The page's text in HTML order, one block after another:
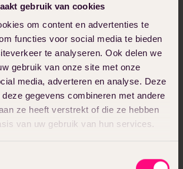
gebruik van cookies
om content en advertenties te
functies voor social media te bieden
te analyseren. Ook delen we
gebruik van onze site met onze
media, adverteren en analyse. Deze
gegevens combineren met andere
ze heeft verstrekt of die ze hebben
van uw gebruik van hun services.
rekening houdt met
verbindingen en beveiligde
weet je zeker dat jullie
verantwoord en legaal omgaat
2manydots
specialist heeft 2manydots al